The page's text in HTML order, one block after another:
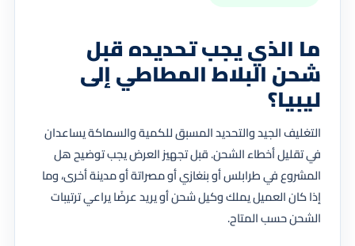
ما الذي يجب تحديده قبل
شحن البلاط المطاطي إلى
ليبيا؟
التغليف الجيد والتحديد المسبق للكمية والسماكة يساعدان
في تقليل أخطاء الشحن. قبل تجهيز العرض يجب توضيح هل
المشروع في طرابلس أو بنغازي أو مصراتة أو مدينة أخرى، وما
إذا كان العميل يملك وكيل شحن أو يريد عرضًا يراعي ترتيبات
الشحن حسب المتاح.